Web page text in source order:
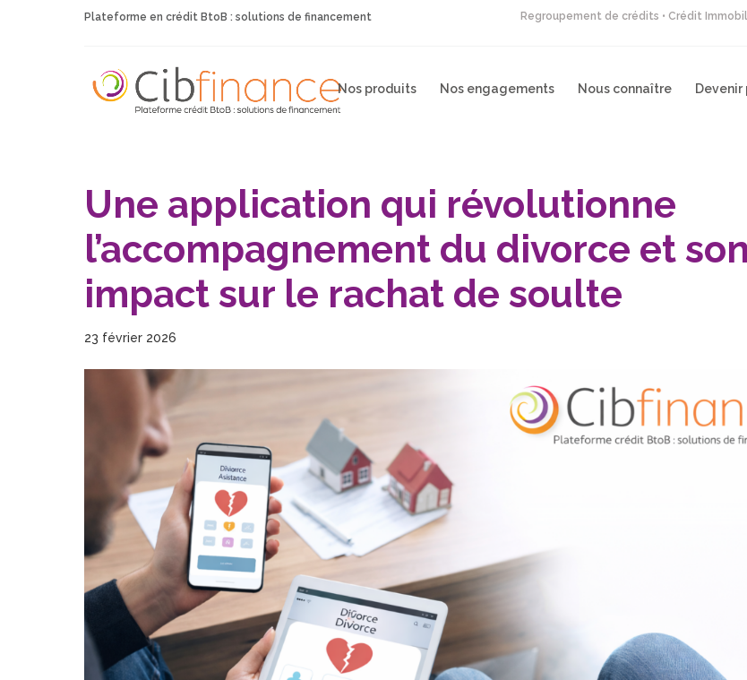
Plateforme en crédit BtoB : solutions de financement Regroupement de crédits • Crédit
Nos produits Nos engagements Nous connaître
Une application qui révolutionne
l’accompagnement du divorce et son
impact sur le rachat de soulte
23 février 2026